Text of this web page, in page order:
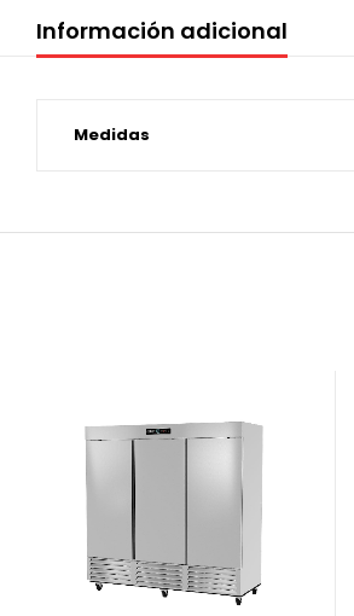
Información adicional
Medidas